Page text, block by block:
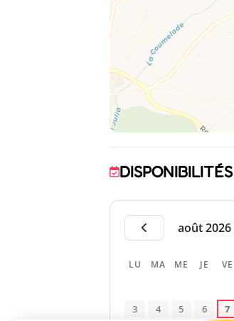
DISPONIBILITÉS
août 2026
LU MA ME JE VE
3
4 5 6 7